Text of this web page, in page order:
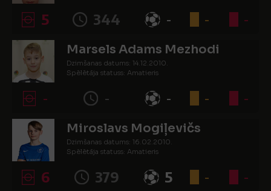
5 344 - - -
Marsels Adams Mezhodi
Dzimšanas datums: 14.12.2010.
Spēlētāja statuss: Amatieris
- - - - -
Miroslavs Mogiļevičs
Dzimšanas datums: 16.02.2010.
Spēlētāja statuss: Amatieris
6 379 5 - -